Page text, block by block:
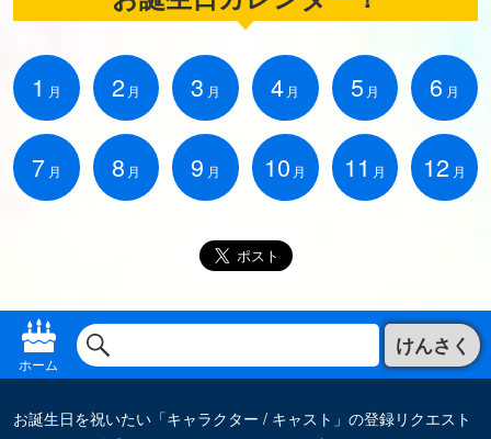
1 月 2 月 3 月 4 月 5 月 6 月
7 月 8 月 9 月 10 月 11 月 12 月
ホーム
けんさく
お誕生日を祝いたい「キャラクター / キャスト」の登録リクエスト